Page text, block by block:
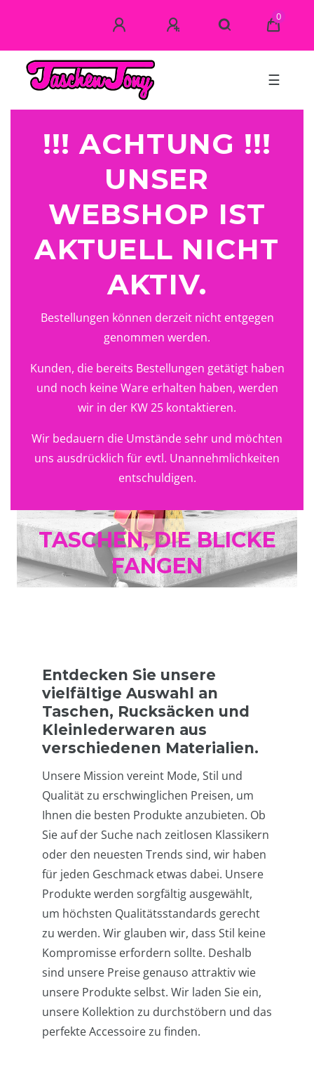
0
☰
!!! ACHTUNG !!!
UNSER
WEBSHOP IST
AKTUELL NICHT
AKTIV.
Bestellungen können derzeit nicht entgegen
genommen werden.
Kunden, die bereits Bestellungen getätigt haben
und noch keine Ware erhalten haben, werden
wir in der KW 25 kontaktieren.
Wir bedauern die Umstände sehr und möchten
uns ausdrücklich für evtl. Unannehmlichkeiten
entschuldigen.
TASCHEN, DIE BLICKE
FANGEN
Entdecken Sie unsere
vielfältige Auswahl an
Taschen, Rucksäcken und
Kleinlederwaren aus
verschiedenen Materialien.
Unsere Mission vereint Mode, Stil und
Qualität zu erschwinglichen Preisen, um
Ihnen die besten Produkte anzubieten. Ob
Sie auf der Suche nach zeitlosen Klassikern
oder den neuesten Trends sind, wir haben
für jeden Geschmack etwas dabei. Unsere
Produkte werden sorgfältig ausgewählt,
um höchsten Qualitätsstandards gerecht
zu werden. Wir glauben wir, dass Stil keine
Kompromisse erfordern sollte. Deshalb
sind unsere Preise genauso attraktiv wie
unsere Produkte selbst. Wir laden Sie ein,
unsere Kollektion zu durchstöbern und das
perfekte Accessoire zu finden.